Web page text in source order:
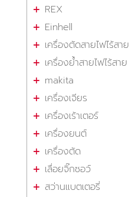
REX
Einhell
เครื่องตัดสายไฟไร้สาย
เครื่องย้ำสายไฟไร้สาย
makita
เครื่องเจียร
เครื่องเร้าเตอร์
เครื่องยนต์
เครื่องตัด
เลื่อยจิ๊กซอว์
สว่านแบตเตอรี่